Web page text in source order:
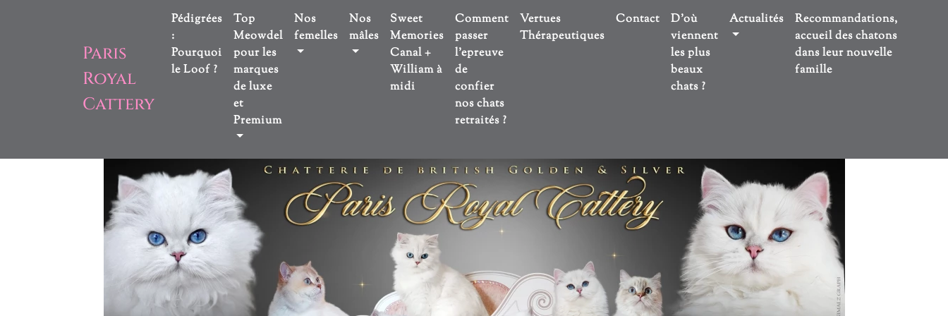
Paris
Royal
Cattery
Pédigrées
:
Pourquoi
le Loof ?
Top
Meowdel
pour les
marques
de luxe
et
Premium
Nos
femelles
Nos
mâles
Sweet
Memories
Canal +
William à
midi
Comment
passer
l'epreuve
de
confier
nos chats
retraités ?
Vertues
Thérapeutiques
Contact
D'où
viennent
les plus
beaux
chats ?
Actualités
Recommandations,
accueil des chatons
dans leur nouvelle
famille